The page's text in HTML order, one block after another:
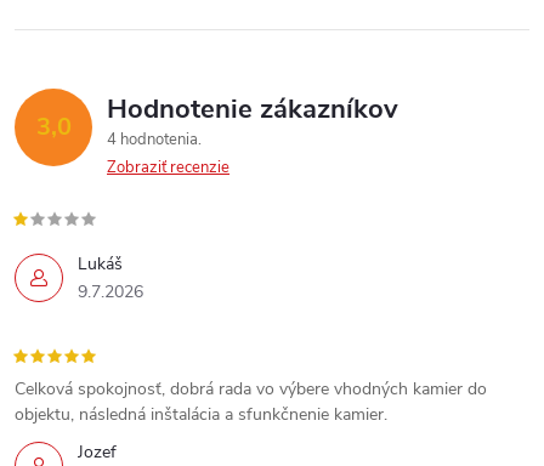
v
k
y
ý
p
i
s
u
3,0 Hodnotenie zákazníkov
4 hodnotenia
Zobraziť recenzie
Lukáš
9.7.2026
Jozef
Celková spokojnosť, dobrá rada vo výbere vhodných kamier do
objektu, následná inštalácia a sfunkčnenie kamier.